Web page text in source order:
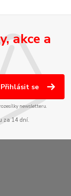
akce a
Přihlásit se
newsletteru.
za 14 dní.